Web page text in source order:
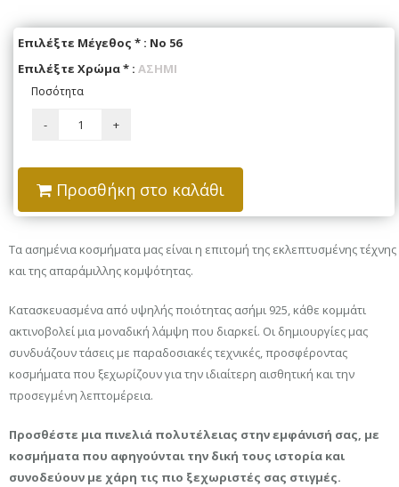
Επιλέξτε Μέγεθος * : Νο 56
Επιλέξτε Χρώμα* : ΑΣΗΜΙ
Ποσότητα
Προσθήκη στο καλάθι
Τα ασημένια κοσμήματα μας είναι η επιτομή της εκλεπτυσμένης τέχνης
και της απαράμιλλης κομψότητας.
Κατασκευασμένα από υψηλής ποιότητας ασήμι 925, κάθε κομμάτι
ακτινοβολεί μια μοναδική λάμψη που διαρκεί. Οι δημιουργίες μας
συνδυάζουν τάσεις με παραδοσιακές τεχνικές, προσφέροντας
κοσμήματα που ξεχωρίζουν για την ιδιαίτερη αισθητική και την
προσεγμένη λεπτομέρεια.
Προσθέστε μια πινελιά πολυτέλειας στην εμφάνισή σας, με
κοσμήματα που αφηγούνται την δική τους ιστορία και
συνοδεύουν με χάρη τις πιο ξεχωριστές σας στιγμές.